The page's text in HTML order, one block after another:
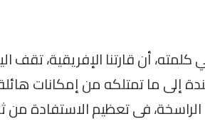
أن قارتنا الإفريقية، تقف
إلى ما تمتلكه من إمكانات
فى تعظيم الاستفادة من